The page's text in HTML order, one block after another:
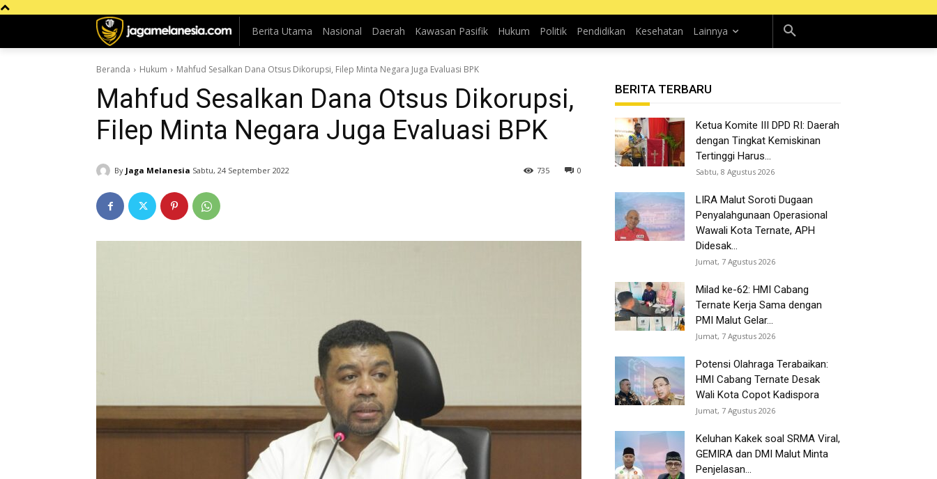
Berita Utama Nasional Daerah Kawasan Pasifik Hukum Politik Pendidikan Kesehatan Lainnya
Beranda Hukum Mahfud Sesalkan Dana Otsus Dikorupsi, Filep Minta Negara Juga Evaluasi BPK
Mahfud Sesalkan Dana Otsus Dikorupsi,
Filep Minta Negara Juga Evaluasi BPK
By Jaga Melanesia Sabtu, 24 September 2022 0
735
BERITA TERBARU
Ketua Komite III DPD RI: Daerah
dengan Tingkat Kemiskinan
Tertinggi Harus...
Sabtu, 8 Agustus 2026
LIRA Malut Soroti Dugaan
Penyalahgunaan Operasional
Wawali Kota Ternate, APH
Didesak...
Jumat, 7 Agustus 2026
Milad ke-62: HMI Cabang
Ternate Kerja Sama dengan
PMI Malut Gelar...
Jumat, 7 Agustus 2026
Potensi Olahraga Terabaikan:
HMI Cabang Ternate Desak
Wali Kota Copot Kadispora
Jumat, 7 Agustus 2026
Keluhan Kakek soal SRMA Viral,
GEMIRA dan DMI Malut Minta
Penjelasan...